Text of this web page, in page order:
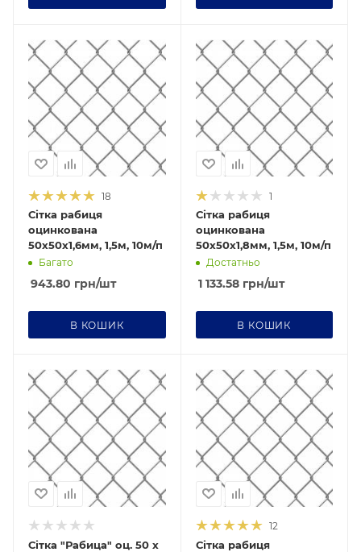
Діаметр дроту Ø
1,6
Ячейка
50х50
18
Сітка рабиця
оцинкована
50х50х1,6мм, 1,5м, 10м/п
Багато
943.80 грн/шт
В КОШИК
Діаметр дроту Ø
1,8
Ячейка
50х50
1
Сітка рабиця
оцинкована
50х50х1,8мм, 1,5м, 10м/п
Достатньо
1 133.58грн/шт
В КОШИК
Діаметр дроту Ø
1,6
Ячейка
50х50
Сітка "Рабица" оц. 50 х
12
Сітка рабиця